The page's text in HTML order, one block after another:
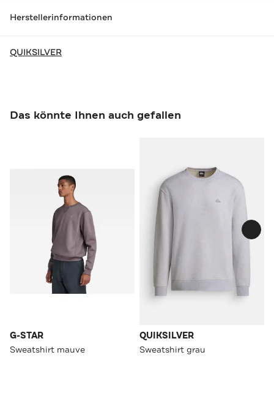
Herstellerinformationen
QUIKSILVER
Das könnte Ihnen auch gefallen
G-STAR
Sweatshirt mauve
QUIKSILVER
Sweatshirt grau